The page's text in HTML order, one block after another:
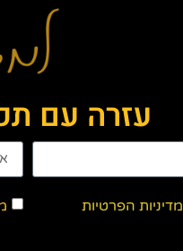
עזרה עם
מדיניות הפרטיות